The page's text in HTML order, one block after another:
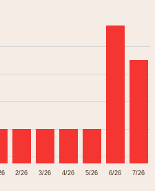
2/26 3/26 4/26 5/26 6/26 7/26